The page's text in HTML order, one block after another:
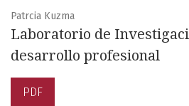
Patrcia Kuzma
Laboratorio de
desarrollo profesional
PDF